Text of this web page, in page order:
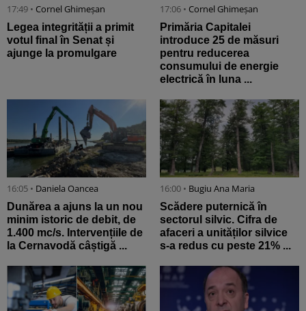
17:49 • Cornel Ghimeșan
Legea integrității a primit
votul final în Senat și
ajunge la promulgare
17:06 • Cornel Ghimeșan
Primăria Capitalei
introduce 25 de măsuri
pentru reducerea
consumului de energie
electrică în luna ...
16:05 • Daniela Oancea
Dunărea a ajuns la un nou
minim istoric de debit, de
1.400 mc/s. Intervențiile de
la Cernavodă câștigă ...
16:00 • Bugiu ⁠Ana Maria
Scădere puternică în
sectorul silvic. Cifra de
afaceri a unităților silvice
s-a redus cu peste 21% ...